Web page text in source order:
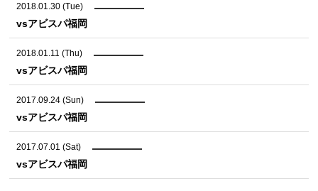
2018.01.30 (Tue)
vsアビスパ福岡
2018.01.11 (Thu)
vsアビスパ福岡
2017.09.24 (Sun)
vsアビスパ福岡
2017.07.01 (Sat)
vsアビスパ福岡